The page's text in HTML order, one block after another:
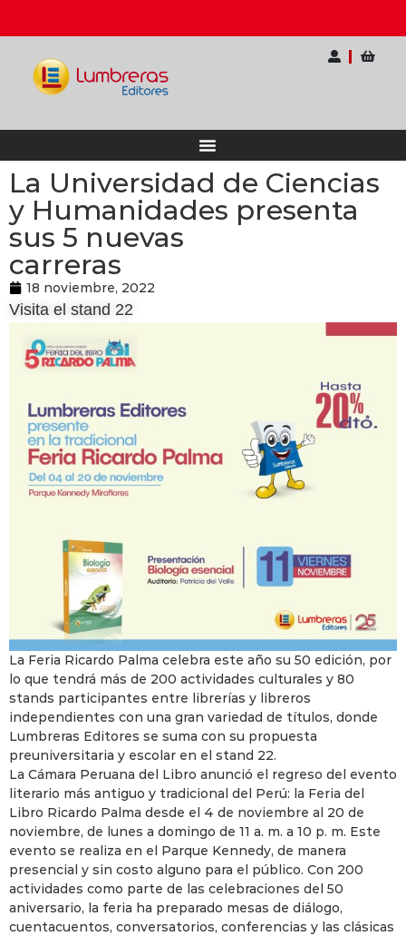
La Universidad de Ciencias
y Humanidades presenta
sus 5 nuevas
carreras
18 noviembre, 2022
Visita el stand 22
La Feria Ricardo Palma celebra este año su 50 edición, por
lo que tendrá más de 200 actividades culturales y 80
stands participantes entre librerías y libreros
independientes con una gran variedad de títulos, donde
Lumbreras Editores se suma con su propuesta
preuniversitaria y escolar en el stand 22.
La Cámara Peruana del Libro anunció el regreso del evento
literario más antiguo y tradicional del Perú: la Feria del
Libro Ricardo Palma desde el 4 de noviembre al 20 de
noviembre, de lunes a domingo de 11 a. m. a 10 p. m. Este
evento se realiza en el Parque Kennedy, de manera
presencial y sin costo alguno para el público. Con 200
actividades como parte de las celebraciones del 50
aniversario, la feria ha preparado mesas de diálogo,
cuentacuentos, conversatorios, conferencias y las clásicas